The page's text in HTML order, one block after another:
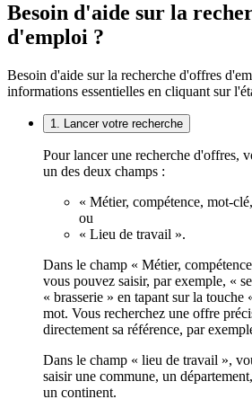
Besoin d'aide sur la
d'emploi ?
Besoin d'aide sur la recherche d'offres
informations essentielles en cliquant sur
1. Lancer votre recherche
Pour lancer une recherche d'offres,
un des deux champs :
« Métier, compétence, mot-
ou
« Lieu de travail ».
Dans le champ « Métier,
vous pouvez saisir, par exemple, «
« brasserie » en tapant sur la touche
mot. Vous recherchez une offre
directement sa référence, par
Dans le champ « lieu de travail »,
saisir une commune, un
un continent.